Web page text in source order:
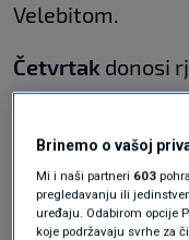
Velebitom.
Četvrtak donosi
uglavnom u
zemlje. Bura će
će jaka pod
Petakće biti
Brinemo o vašoj
Mi i naši partneri 603
pregledavanju ili
uređaju. Odabirom opcije
koje podržavaju svrhe za